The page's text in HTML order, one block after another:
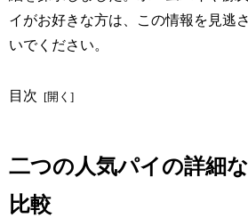
イがお好きな方は、この情報を見逃
いでください。
目次
二つの人気パイの詳細な
比較